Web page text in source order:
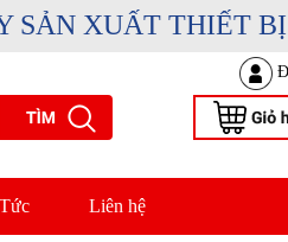
XUẤT THIẾT BỊ
Liên hệ